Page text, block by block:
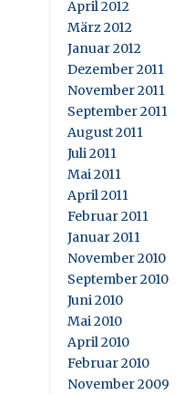
April 2012
März 2012
Januar 2012
Dezember 2011
November 2011
September 2011
August 2011
Juli 2011
Mai 2011
April 2011
Februar 2011
Januar 2011
November 2010
September 2010
Juni 2010
Mai 2010
April 2010
Februar 2010
November 2009